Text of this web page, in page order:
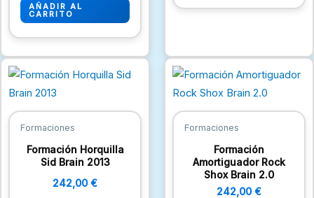
AÑADIR AL
CARRITO
Formaciones
Formación Horquilla
Sid Brain 2013
242,00 €
Formaciones
Formación
Amortiguador Rock
Shox Brain 2.0
242,00 €